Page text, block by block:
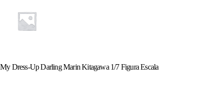
My Dress-Up Darling Marin Kitagawa 1/7 Figura Escala